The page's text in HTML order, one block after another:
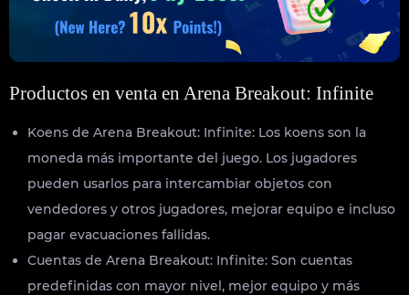
Productos en venta en Arena Breakout: Infinite
Koens de Arena Breakout: Infinite: Los koens son la
moneda más importante del juego. Los jugadores
pueden usarlos para intercambiar objetos con
vendedores y otros jugadores, mejorar equipo e incluso
pagar evacuaciones fallidas.
Cuentas de Arena Breakout: Infinite: Son cuentas
predefinidas con mayor nivel, mejor equipo y más